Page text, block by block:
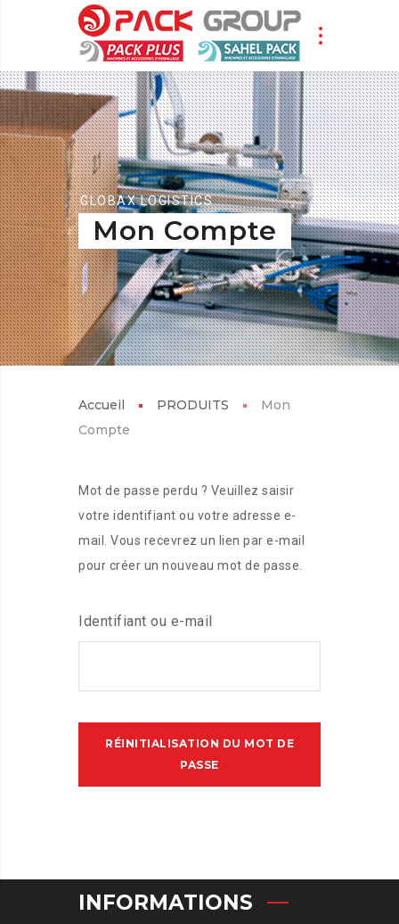
GLOBAX LOGISTICS
Mon Compte
Accueil PRODUITS
Mon
Compte
Mot de passe perdu ? Veuillez saisir
votre identifiant ou votre adresse e-
mail. Vous recevrez un lien par e-mail
pour créer un nouveau mot de passe.
Identifiant ou e-mail
RÉINITIALISATION DU MOT DE
PASSE
INFORMATIONS